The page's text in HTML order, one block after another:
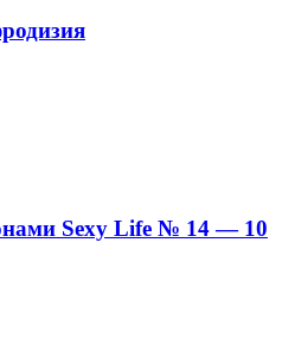
Sexy Life № 14 — 10